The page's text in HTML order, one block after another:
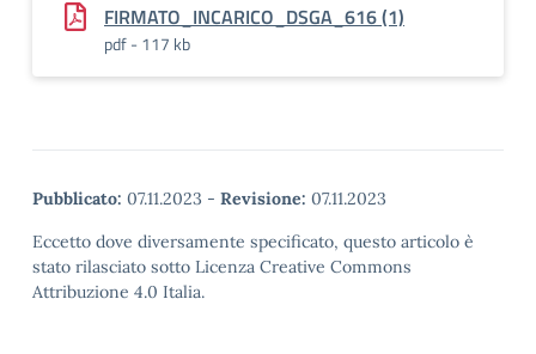
FIRMATO_INCARICO_DSGA_616 (1)
pdf - 117 kb
Pubblicato: 07.11.2023 - Revisione: 07.11.2023
Eccetto dove diversamente specificato, questo articolo è
stato rilasciato sotto Licenza Creative Commons
Attribuzione 4.0 Italia.